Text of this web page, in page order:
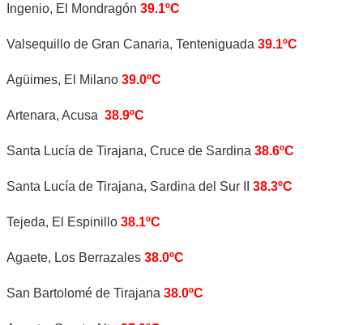
Ingenio, El Mondragón 39.1ºC
Valsequillo de Gran Canaria, Tenteniguada 39.1ºC
Agüimes, El Milano 39.0ºC
Artenara, Acusa 38.9ºC
Santa Lucía de Tirajana, Cruce de Sardina 38.6ºC
Santa Lucía de Tirajana, Sardina del Sur II 38.3ºC
Tejeda, El Espinillo 38.1ºC
Agaete, Los Berrazales 38.0ºC
San Bartolomé de Tirajana 38.0ºC